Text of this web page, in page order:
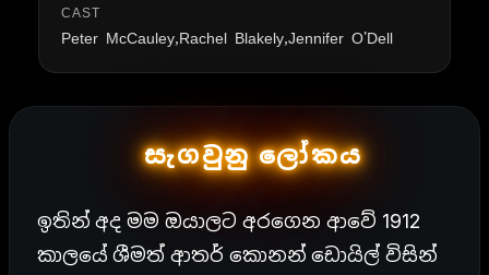
CAST
Peter McCauley,Rachel Blakely,Jennifer O'Dell
සැගවුනු ලෝකය
ඉතින් අද මම ඔයාලට අරගෙන ආවේ 1912
කාලයේ ශීමත් ආතර් කොනන් ඩොයිල් විසින්